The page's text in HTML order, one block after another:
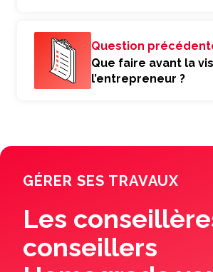
Question
Que faire avant la
l’entrepreneur ?
GÉRER SES TRAVAUX
Les
conseillers